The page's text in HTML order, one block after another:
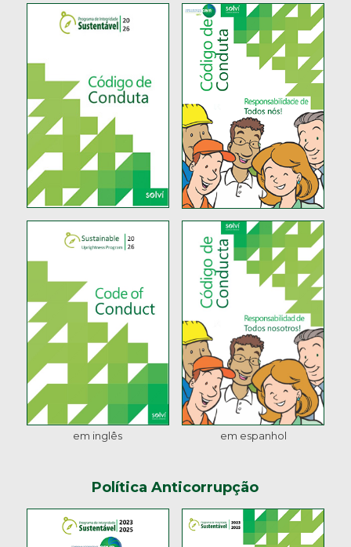
em inglês em espanhol
Política Anticorrupção